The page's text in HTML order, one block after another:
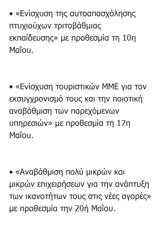
• «Ενίσχυση της αυτοαπασχόλησης
πτυχιούχων τριτοβάθμιας
εκπαίδευσης» με προθεσμία τη 10η
Μαΐου.
• «Ενίσχυση τουριστικών ΜΜΕ για τον
εκσυγχρονισμό τους και την ποιοτική
αναβάθμιση των παρεχόμενων
υπηρεσιών» με προθεσμία τη 17η
Μαΐου.
• «Αναβάθμιση πολύ μικρών και
μικρών επιχειρήσεων για την ανάπτυξη
των ικανοτήτων τους στις νέες αγορές»
με προθεσμία την 20ή Μαΐου.